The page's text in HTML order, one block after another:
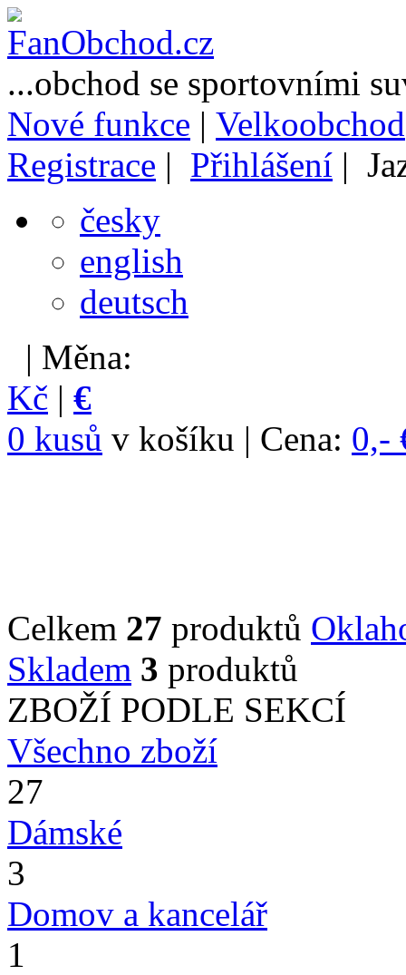
...obchod se sportovními
Nové funkce | Velkoobchod
Registrace | Přihlášení |
česky
english
deutsch
| Měna:
Kč | €
0 kusů v košíku | Cena: 0,-
Celkem 27 produktů
Skladem 3 produktů
ZBOŽÍ PODLE SEKCÍ
Všechno zboží
27
Dámské
3
Domov a kancelář
1